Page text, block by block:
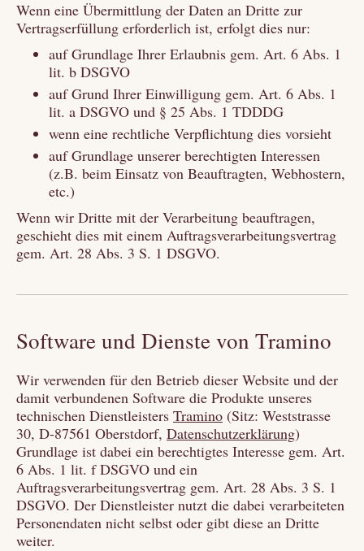
Wenn eine Übermittlung der Daten an Dritte zur
Vertragserfüllung erforderlich ist, erfolgt dies nur:
auf Grundlage Ihrer Erlaubnis gem. Art. 6 Abs. 1
lit. b DSGVO
auf Grund Ihrer Einwilligung gem. Art. 6 Abs. 1
lit. a DSGVO und § 25 Abs. 1 TDDDG
wenn eine rechtliche Verpflichtung dies vorsieht
auf Grundlage unserer berechtigten Interessen
(z.B. beim Einsatz von Beauftragten, Webhostern,
etc.)
Wenn wir Dritte mit der Verarbeitung beauftragen,
geschieht dies mit einem Auftragsverarbeitungsvertrag
gem. Art. 28 Abs. 3 S. 1 DSGVO.
Software und Dienste von Tramino
Wir verwenden für den Betrieb dieser Website und der
damit verbundenen Software die Produkte unseres
technischen Dienstleisters Tramino (Sitz: Weststrasse
30, D-87561 Oberstdorf, Datenschutzerklärung)
Grundlage ist dabei ein berechtigtes Interesse gem. Art.
6 Abs. 1 lit. f DSGVO und ein
Auftragsverarbeitungsvertrag gem. Art. 28 Abs. 3 S. 1
DSGVO. Der Dienstleister nutzt die dabei verarbeiteten
Personendaten nicht selbst oder gibt diese an Dritte
weiter.